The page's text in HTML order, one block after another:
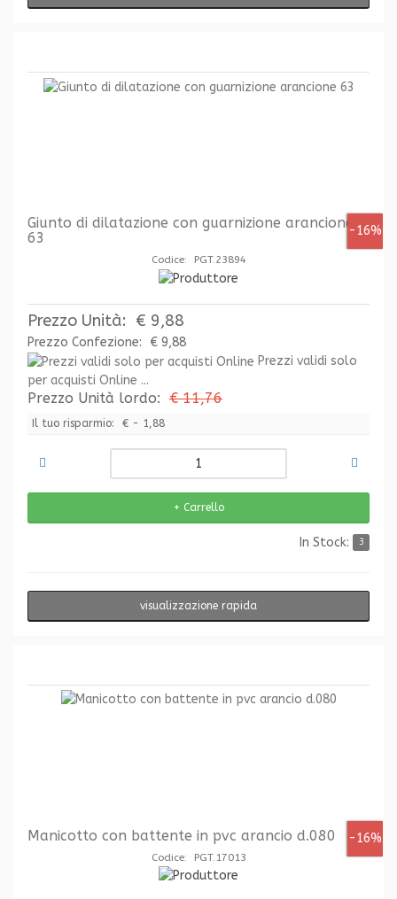
-16%
Giunto di dilatazione con guarnizione arancione
63
Codice: PGT.23894
Prezzo Unità: € 9,88
Prezzo Confezione:
€ 9,88
Prezzi validi solo
per acquisti Online ...
Prezzo Unità lordo: € 11,76
Il tuo risparmio: € - 1,88
In Stock: 3
visualizzazione rapida
-16%
Manicotto con battente in pvc arancio d.080
Codice: PGT.17013